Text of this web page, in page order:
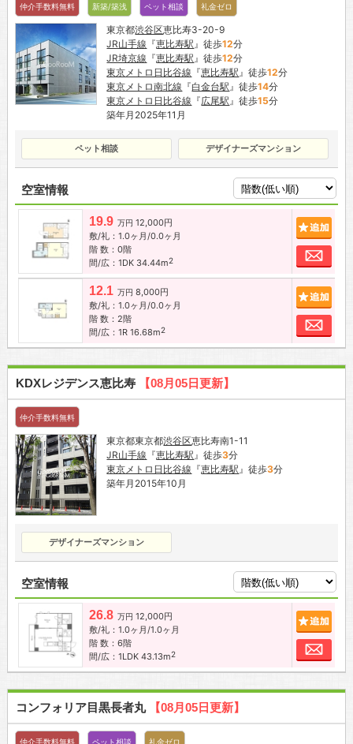
仲介手数料無料 新築/築浅 ペット相談 礼金ゼロ
東京都渋谷区恵比寿3-20-9
JR山手線 『恵比寿駅 』徒歩12分
JR埼京線 『恵比寿駅 』徒歩12分
東京メトロ日比谷線 『恵比寿駅 』徒歩12分
東京メトロ南北線 『白金台駅 』徒歩14分
東京メトロ日比谷線 『広尾駅 』徒歩15分
築年月2025年11月
ペット相談 デザイナーズマンション
空室情報
19.9 万円 12,000円
敷/礼：1.0ヶ月/0.0ヶ月
階 数：0階
間/広：1DK 34.44m2
お
12.1 万円 8,000円
敷/礼：1.0ヶ月/0.0ヶ月
階 数：2階
間/広：1R 16.68m2
お
KDXレジデンス恵比寿 【08月05日更新】
仲介手数料無料
東京都東京都渋谷区恵比寿南1-11
JR山手線 『恵比寿駅 』徒歩3分
東京メトロ日比谷線 『恵比寿駅 』徒歩3分
築年月2015年10月
デザイナーズマンション
空室情報
26.8 万円 12,000円
敷/礼：1.0ヶ月/1.0ヶ月
階 数：6階
間/広：1LDK 43.13m2
お
コンフォリア目黒長者丸 【08月05日更新】
仲介手数料無料 ペット相談 礼金ゼロ